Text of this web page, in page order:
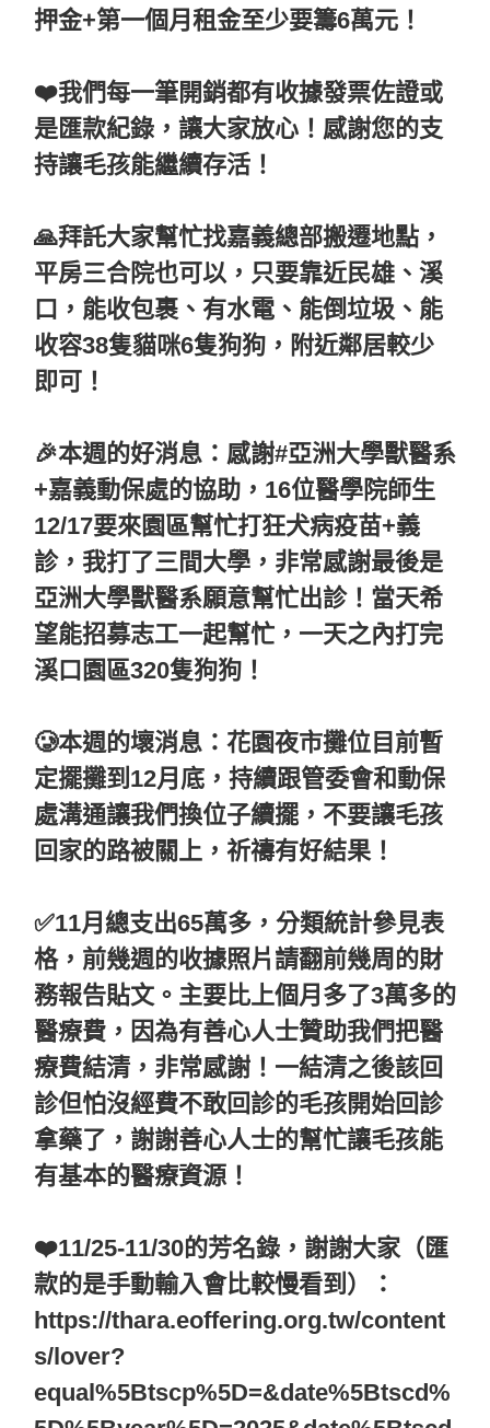
押金+第一個月租金至少要籌6萬元！
❤️我們每一筆開銷都有收據發票佐證或
是匯款紀錄，讓大家放心！感謝您的支
持讓毛孩能繼續存活！
🙏拜託大家幫忙找嘉義總部搬遷地點，
平房三合院也可以，只要靠近民雄、溪
口，能收包裹、有水電、能倒垃圾、能
收容38隻貓咪6隻狗狗，附近鄰居較少
即可！
🎉本週的好消息：感謝#亞洲大學獸醫系
+嘉義動保處的協助，16位醫學院師生
12/17要來園區幫忙打狂犬病疫苗+義
診，我打了三間大學，非常感謝最後是
亞洲大學獸醫系願意幫忙出診！當天希
望能招募志工一起幫忙，一天之內打完
溪口園區320隻狗狗！
🥲本週的壞消息：花園夜市攤位目前暫
定擺攤到12月底，持續跟管委會和動保
處溝通讓我們換位子續擺，不要讓毛孩
回家的路被關上，祈禱有好結果！
✅11月總支出65萬多，分類統計參見表
格，前幾週的收據照片請翻前幾周的財
務報告貼文。主要比上個月多了3萬多的
醫療費，因為有善心人士贊助我們把醫
療費結清，非常感謝！一結清之後該回
診但怕沒經費不敢回診的毛孩開始回診
拿藥了，謝謝善心人士的幫忙讓毛孩能
有基本的醫療資源！
❤️11/25-11/30的芳名錄，謝謝大家（匯
款的是手動輸入會比較慢看到）：
https://thara.eoffering.org.tw/content
s/lover?
equal%5Btscp%5D=&date%5Btscd%